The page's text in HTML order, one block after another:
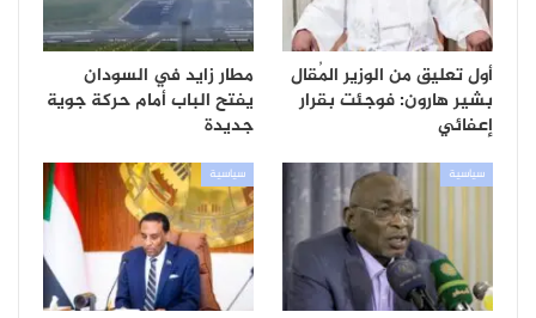
أول تعليق من الوزير المُقال
بشير هارون: فوجئت بقرار
إعفائي
مطار زايد في السودان
يفتح الباب أمام حركة جوية
جديدة
سياسية سياسية